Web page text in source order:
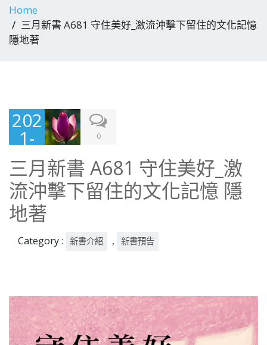
Home
三月新書 A681 守住美好_激流沖擊下留住的文化記憶
隱地著
202
1-
03-
16
0
三月新書 A681 守住美好_激
流沖擊下留住的文化記憶 隱
地著
Category : 新書介紹 , 新書預告